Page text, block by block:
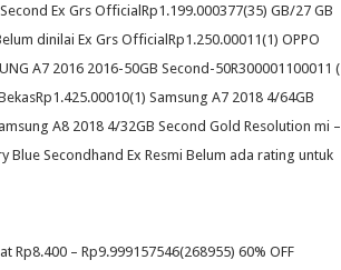
Ex Grs OfficialRp1.199.000377(35) GB/27 GB
dinilai Ex Grs OfficialRp1.250.00011(1) OPPO
A7 2016 2016-50GB Second-50R300001100011 (
Samsung A7 2018 4/64GB
A8 2018 4/32GB Second Gold Resolution mi –
Blue Secondhand Ex Resmi Belum ada rating untuk
Rp8.400 – Rp9.999157546(268955) 60% OFF